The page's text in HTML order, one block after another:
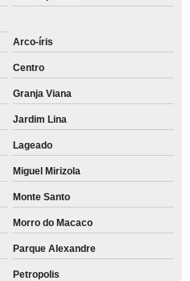
Arco-íris
Centro
Granja Viana
Jardim Lina
Lageado
Miguel Mirizola
Monte Santo
Morro do Macaco
Parque Alexandre
Petropolis